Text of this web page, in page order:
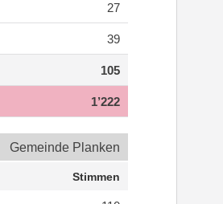
27
39
105
1’222
Gemeinde Planken
Stimmen